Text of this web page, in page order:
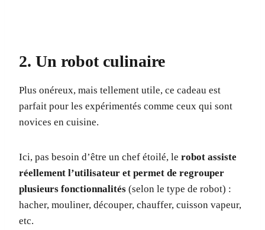
2. Un robot culinaire
Plus onéreux, mais tellement utile, ce cadeau est
parfait pour les expérimentés comme ceux qui sont
novices en cuisine.
Ici, pas besoin d’être un chef étoilé, le robot assiste
réellement l’utilisateur et permet de regrouper
plusieurs fonctionnalités (selon le type de robot) :
hacher, mouliner, découper, chauffer, cuisson vapeur,
etc.